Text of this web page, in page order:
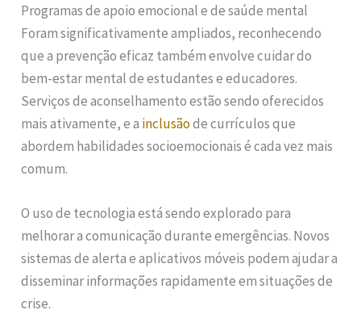
Programas de apoio emocional e de saúde mental
Foram significativamente ampliados, reconhecendo
que a prevenção eficaz também envolve cuidar do
bem-estar mental de estudantes e educadores.
Serviços de aconselhamento estão sendo oferecidos
mais ativamente, e a inclusãode currículos que
abordem habilidades socioemocionais é cada vez mais
comum.
O uso de tecnologia está sendo explorado para
melhorar a comunicação durante emergências. Novos
sistemas de alerta e aplicativos móveis podem ajudar a
disseminar informações rapidamente em situações de
crise.